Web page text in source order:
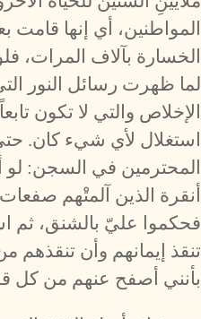
المواطنين، أي إنها
الخسارة بآلاف المرات،
لما ظهرت رسائل النور
الإخلاص والتي لا تكون
استغلال لأي شيء كان.
المحترمين في السجن: لو
أنقرة الذين آلمتْهم
فحكموا عليّ بالشنق، ثم
تنقذ إيمانهم وأن تنقذهم
بأنني أصفح عنهم من كل